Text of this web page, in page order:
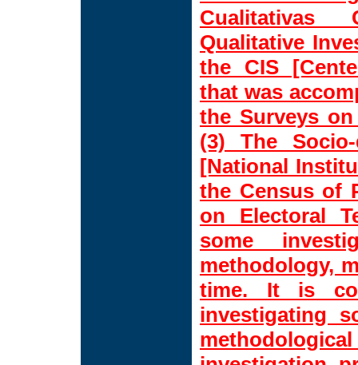
Cualitativas
Qualitative
the CIS
that was
the Surveys
(3) The
[National
the Census of
on Electoral
some
methodology,
time. It is
investigating